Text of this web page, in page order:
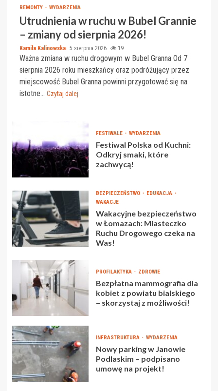
REMONTY WYDARZENIA
Utrudnienia w ruchu w Bubel Grannie
– zmiany od sierpnia 2026!
Kamila Kalinowska 5 sierpnia 2026 19
Ważna zmiana w ruchu drogowym w Bubel Granna Od 7
sierpnia 2026 roku mieszkańcy oraz podróżujący przez
miejscowość Bubel Granna powinni przygotować się na
istotne... Czytaj dalej
FESTIWALE WYDARZENIA
Festiwal Polska od Kuchni:
Odkryj smaki, które
zachwycą!
BEZPIECZEŃSTWO
EDUKACJA
WAKACJE
Wakacyjne bezpieczeństwo
w Łomazach: Miasteczko
Ruchu Drogowego czeka na
Was!
PROFILAKTYKA ZDROWIE
Bezpłatna mammografia dla
kobiet z powiatu bialskiego
– skorzystaj z możliwości!
INFRASTRUKTURA WYDARZENIA
Nowy parking w Janowie
Podlaskim – podpisano
umowę na projekt!